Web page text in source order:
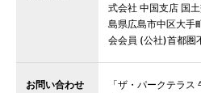
式会社 中国支店 国
島県広島市中区大手
会会員 (公社)首都圏
お問い合わせ
「ザ・パークテラ